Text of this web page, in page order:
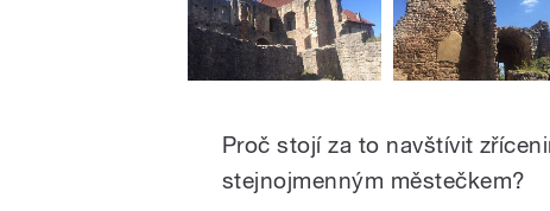
Proč stojí za to navštívit
stejnojmenným městečkem?